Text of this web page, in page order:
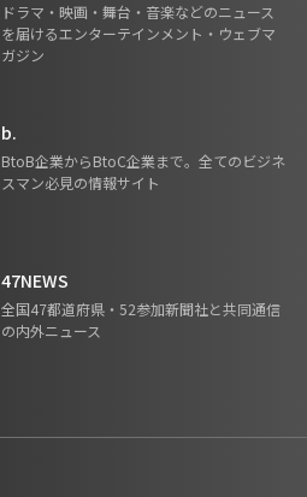
ドラマ・映画・舞台・音楽などのニュース
を届けるエンターテインメント・ウェブマ
ガジン
b.
BtoB企業からBtoC企業まで。全てのビジネ
スマン必見の情報サイト
47NEWS
全国47都道府県・52参加新聞社と共同通信
の内外ニュース